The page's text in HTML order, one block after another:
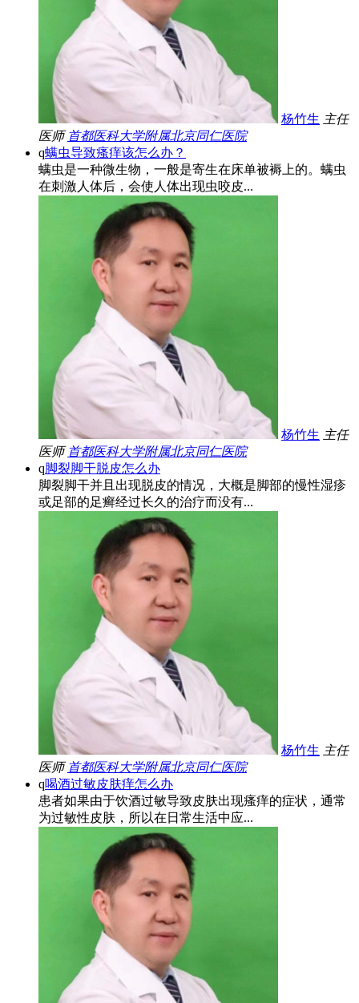
杨竹生 主任
医师 首都医科大学附属北京同仁医院
q螨虫导致瘙痒该怎么办？
螨虫是一种微生物，一般是寄生在床单被褥上的。螨虫
在刺激人体后，会使人体出现虫咬皮...
杨竹生 主任
医师 首都医科大学附属北京同仁医院
q脚裂脚干脱皮怎么办
脚裂脚干并且出现脱皮的情况，大概是脚部的慢性湿疹
或足部的足癣经过长久的治疗而没有...
杨竹生 主任
医师 首都医科大学附属北京同仁医院
q喝酒过敏皮肤痒怎么办
患者如果由于饮酒过敏导致皮肤出现瘙痒的症状，通常
为过敏性皮肤，所以在日常生活中应...